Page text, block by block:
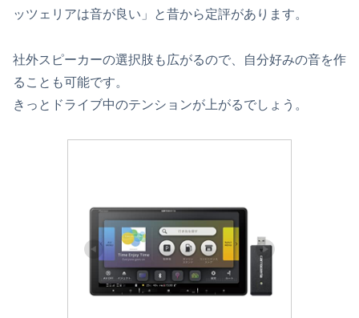
ッツェリアは音が良い」と昔から定評があります。
社外スピーカーの選択肢も広がるので、自分好みの音を作
ることも可能です。
きっとドライブ中のテンションが上がるでしょう。